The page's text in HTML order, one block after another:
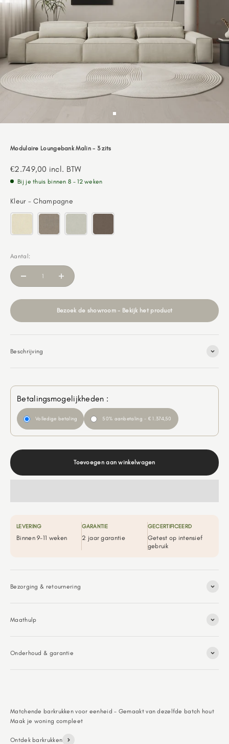
Modulaire Loungebank Malin - 3 zits
Aanbiedingsprijs
€2.749,00 incl. BTW
Bij je thuis binnen 8 - 12 weken
Kleur - Champagne
Aantal:
Bezoek de showroom - Bekijk het product
Beschrijving
Toevoegen aan winkelwagen
Betalingsmogelijkheden :
Volledige betaling 50% aanbetaling - € 1.374,50
LEVERING
Binnen 9-11 weken
GARANTIE
2 jaar garantie
GECERTIFICEERD
Getest op intensief
gebruik
Bezorging & retournering
Maathulp
Onderhoud & garantie
Matchende barkrukken voor eenheid - Gemaakt van dezelfde batch hout
Ontdek barkrukken